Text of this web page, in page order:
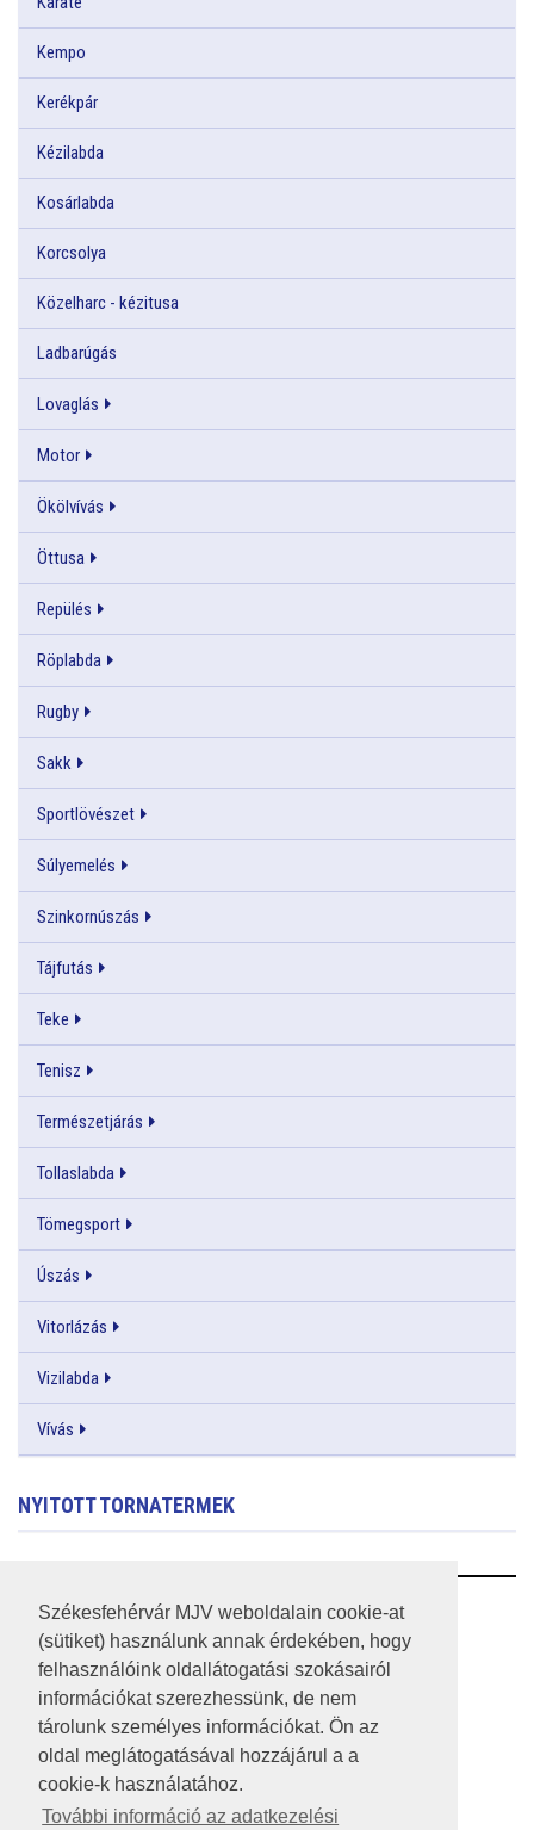
Székesfehérvár MJV weboldalain cookie-at
(sütiket) használunk annak érdekében, hogy
felhasználóink oldallátogatási szokásairól
információkat szerezhessünk, de nem
tárolunk személyes információkat. Ön az
oldal meglátogatásával hozzájárul a a
cookie-k használatához.
További információ az adatkezelési
Kempo
Kerékpár
Kézilabda
Kosárlabda
Korcsolya
Közelharc - kézitusa
Ladbarúgás
Lovaglás
Motor
Ökölvívás
Öttusa
Repülés
Röplabda
Rugby
Sakk
Sportlövészet
Súlyemelés
Szinkornúszás
Tájfutás
Teke
Tenisz
Természetjárás
Tollaslabda
Tömegsport
Úszás
Vitorlázás
Vizilabda
Vívás
NYITOTT TORNATERMEK
RSS
A HONLAP 2017.03.31-I ÁLLAPOTA
JOGI NYILATKOZAT
IMPRESSZUM